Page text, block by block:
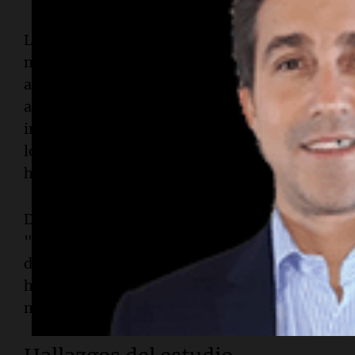
Los dientes son la parte más duradera del
mucho tiempo después de que el resto del
antropólogos dependen de ellos para
antiguas. Las pequeñas marcas en los dientes
importante, y los surcos a lo largo de las raíces
los dientes, han sido identificados como signos
higiene dental.
Desde principios del siglo XX, estos surcos han
"surcos de palillo" y se han reportado a lo
desde fósiles de hace 2 millones de años hasta
hasta ahora, nadie había verificado si otros
marcas.